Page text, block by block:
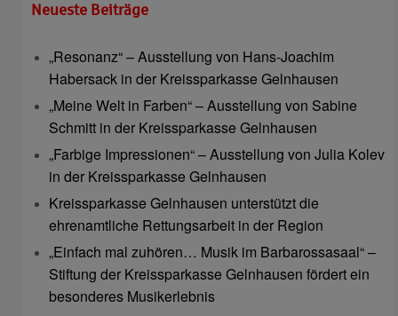
Neueste Beiträge
„Resonanz“ – Ausstellung von Hans-Joachim
Habersack in der Kreissparkasse Gelnhausen
„Meine Welt in Farben“ – Ausstellung von Sabine
Schmitt in der Kreissparkasse Gelnhausen
„Farbige Impressionen“ – Ausstellung von Julia Kolev
in der Kreissparkasse Gelnhausen
Kreissparkasse Gelnhausen unterstützt die
ehrenamtliche Rettungsarbeit in der Region
„Einfach mal zuhören… Musik im Barbarossasaal“ –
Stiftung der Kreissparkasse Gelnhausen fördert ein
besonderes Musikerlebnis